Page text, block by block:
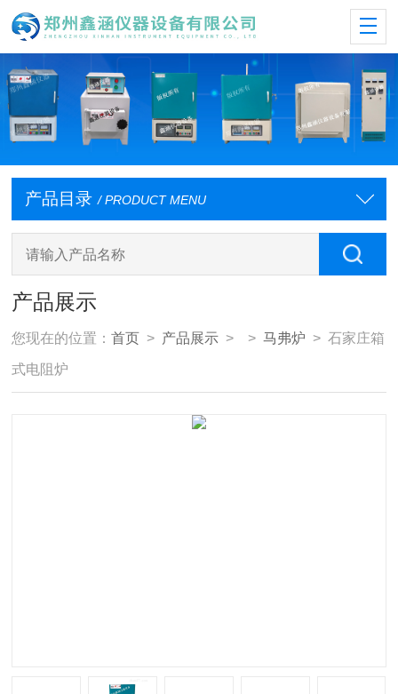
产品目录 / PRODUCT MENU
产品展示
您现在的位置：首页 > 产品展示 > >马弗炉 > 石家庄箱
式电阻炉